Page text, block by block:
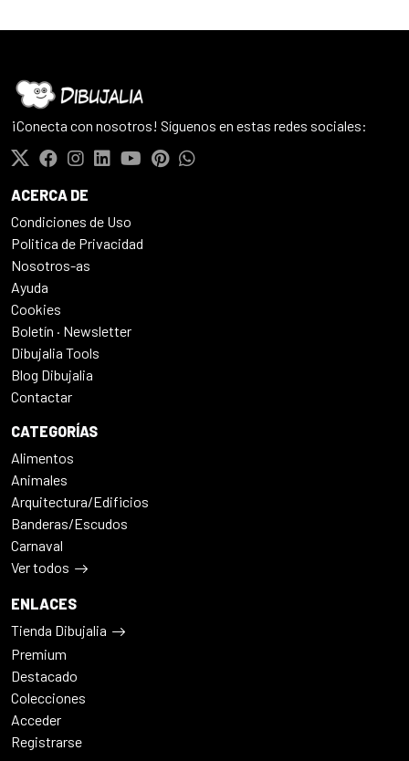
¡Conecta con nosotros! Síguenos en estas redes sociales:
ACERCA DE
Condiciones de Uso
Politica de Privacidad
Nosotros-as
Ayuda
Cookies
Boletín · Newsletter
Dibujalia Tools
Blog Dibujalia
Contactar
CATEGORÍAS
Alimentos
Animales
Arquitectura/Edificios
Banderas/Escudos
Carnaval
Ver todos
ENLACES
Tienda Dibujalia
Premium
Destacado
Colecciones
Acceder
Registrarse